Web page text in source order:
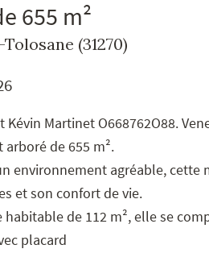
655 m²
(31270)
Kévin Martinet O668762O88.
de 655 m².
environnement agréable,
et son confort de vie.
habitable de 112 m², elle se
placard